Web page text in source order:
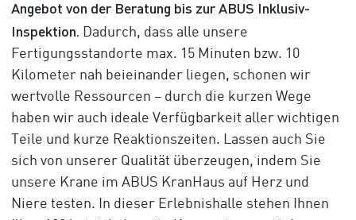
Angebot von der Beratung bis zur ABUS Inklusiv-
Inspektion. Dadurch, dass alle unsere
Fertigungsstandorte max. 15 Minuten bzw. 10
Kilometer nah beieinander liegen, schonen wir
wertvolle Ressourcen – durch die kurzen Wege
haben wir auch ideale Verfügbarkeit aller wichtigen
Teile und kurze Reaktionszeiten. Lassen auch Sie
sich von unserer Qualität überzeugen, indem Sie
unsere Krane im ABUS KranHaus auf Herz und
Niere testen. In dieser Erlebnishalle stehen Ihnen